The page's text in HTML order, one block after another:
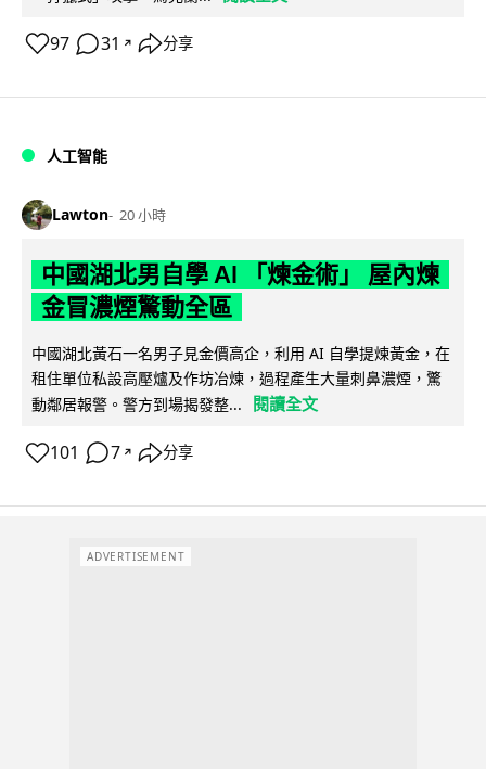
97 31 ↗ 分享
人工智能
Lawton 20 小時
中國湖北男自學 AI 「煉金術」 屋內煉
金冒濃煙驚動全區
中國湖北黃石一名男子見金價高企，利用 AI 自學提煉黃金，在
租住單位私設高壓爐及作坊冶煉，過程產生大量刺鼻濃煙，驚
動鄰居報警。警方到場揭發整...
閱讀全文
101 7 ↗ 分享
ADVERTISEMENT